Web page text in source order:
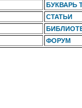
БУКВАРЬ
СТАТЬИ
ФОРУМ